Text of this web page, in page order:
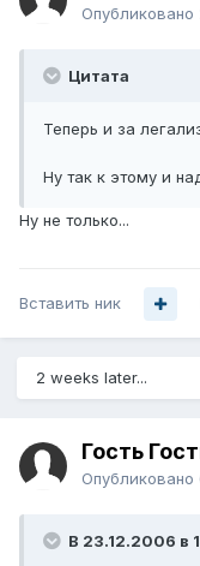
Опубликовано
Цитата
Теперь и за
Ну так к этому и
Ну не только...
Вставить ник
2 weeks later...
Гость
Опубликовано
В 23.12.2006 в